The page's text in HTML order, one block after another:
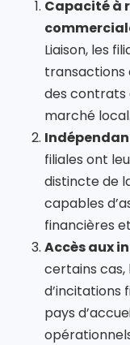
Capacité à
Liaison, les
transactions
des contrats
marché local.
filiales ont
distincte de
capables
financières
Accès aux
certains cas,
d’incitations
pays